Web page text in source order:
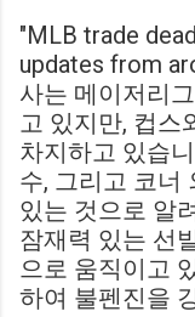
"MLB trade
updates from
사는 메이저리
고 있지만, 컵스
차지하고 있습
수, 그리고 코너
있는 것으로 알
잠재력 있는 선
으로 움직이고
하여 불펜진을